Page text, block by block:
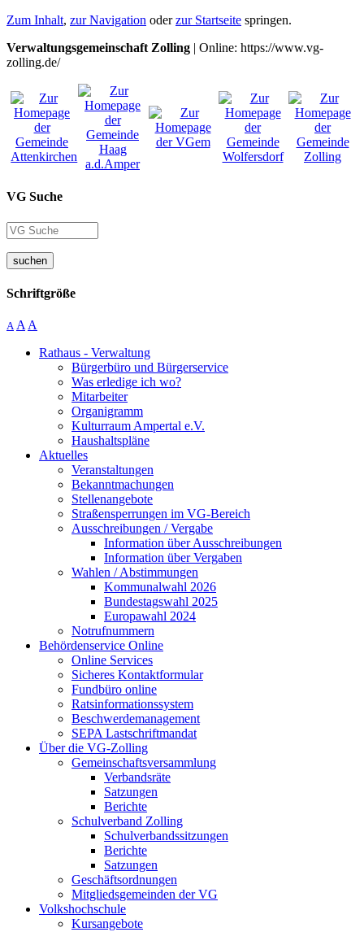
Zum Inhalt, zur Navigation oderzur Startseite springen.
Verwaltungsgemeinschaft Zolling | Online: https://www.vg-
zolling.de/
VG Suche
suchen
Schriftgröße
A A A
Rathaus - Verwaltung
Bürgerbüro und Bürgerservice
Was erledige ich wo?
Mitarbeiter
Organigramm
Kulturraum Ampertal e.V.
Haushaltspläne
Aktuelles
Veranstaltungen
Bekanntmachungen
Stellenangebote
Straßensperrungen im VG-Bereich
Ausschreibungen / Vergabe
Information über Ausschreibungen
Information über Vergaben
Wahlen / Abstimmungen
Kommunalwahl 2026
Bundestagswahl 2025
Europawahl 2024
Notrufnummern
Behördenservice Online
Online Services
Sicheres Kontaktformular
Fundbüro online
Ratsinformationssystem
Beschwerdemanagement
SEPA Lastschriftmandat
Über die VG-Zolling
Gemeinschaftsversammlung
Verbandsräte
Satzungen
Berichte
Schulverband Zolling
Schulverbandssitzungen
Berichte
Satzungen
Geschäftsordnungen
Mitgliedsgemeinden der VG
Volkshochschule
Kursangebote